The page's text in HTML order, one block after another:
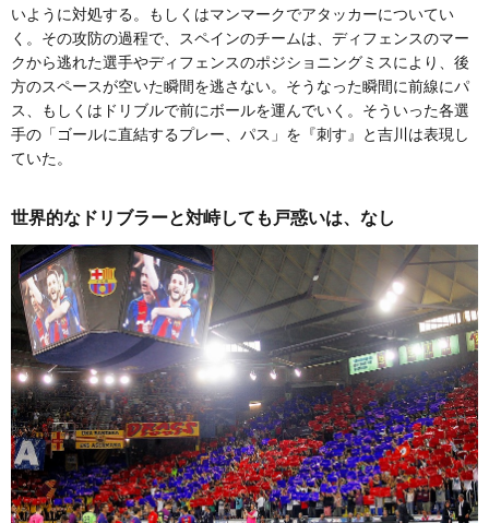
いように対処する。もしくはマンマークでアタッカーについてい
く。その攻防の過程で、スペインのチームは、ディフェンスのマー
クから逃れた選手やディフェンスのポジショニングミスにより、後
方のスペースが空いた瞬間を逃さない。そうなった瞬間に前線にパ
ス、もしくはドリブルで前にボールを運んでいく。そういった各選
手の「ゴールに直結するプレー、パス」を『刺す』と吉川は表現し
ていた。
世界的なドリブラーと対峙しても戸惑いは、なし